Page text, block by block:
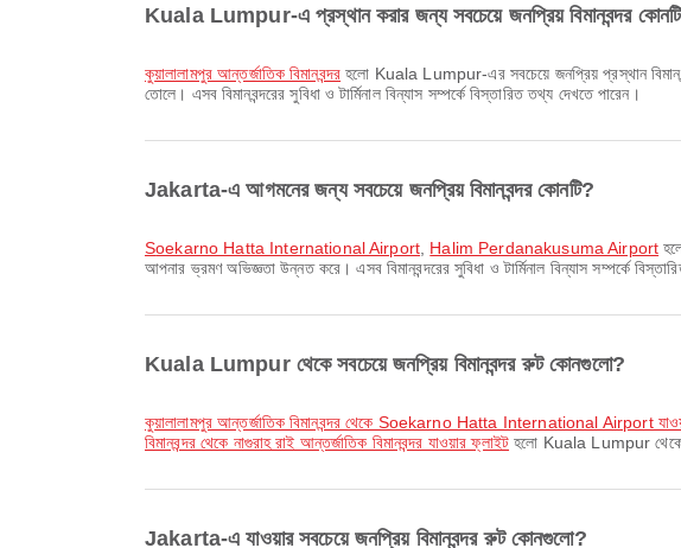
Kuala Lumpur-এ প্রস্থান করার জন্য সবচেয়ে জনপ্রিয় বিমানবন্দর
কুয়ালালামপুর আন্তর্জাতিক বিমানবন্দর হলো Kuala Lumpur-এর সবচেয়ে জনপ্রিয় প্রস্থান
তোলে। এসব বিমানবন্দরের সুবিধা ও টার্মিনাল বিন্যাস সম্পর্কে বিস্তারিত তথ্য দেখতে পারেন।
Jakarta-এ আগমনের জন্য সবচেয়ে জনপ্রিয় বিমানবন্দর কোনটি?
Soekarno Hatta International Airport Halim Perdanakusuma Airport
আপনার ভ্রমণ অভিজ্ঞতা উন্নত করে। এসব বিমানবন্দরের সুবিধা ও টার্মিনাল বিন্যাস সম্পর্কে
Kuala Lumpur থেকে সবচেয়ে জনপ্রিয় বিমানবন্দর রুট কোনগুলো?
কুয়ালালামপুর আন্তর্জাতিক বিমানবন্দর থেকে Soekarno Hatta International Airport
বিমানবন্দর থেকে নাগুরাহ রাই আন্তর্জাতিক বিমানবন্দর যাওয়ার ফ্লাইট হলো Kuala Lumpur থেকে
Jakarta-এ যাওয়ার সবচেয়ে জনপ্রিয় বিমানবন্দর রুট কোনগুলো?